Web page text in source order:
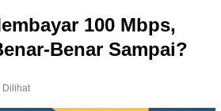
100 Mbps,
Benar Sampai?
Dilihat